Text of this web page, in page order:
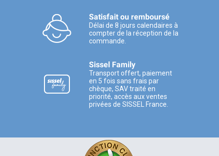
Satisfait ou remboursé
Délai de 8 jours calendaires à
compter de la réception de la
commande.
Sissel Family
Transport offert, paiement
en 5 fois sans frais par
chèque, SAV traité en
priorité, accès aux ventes
privées de SISSEL France.